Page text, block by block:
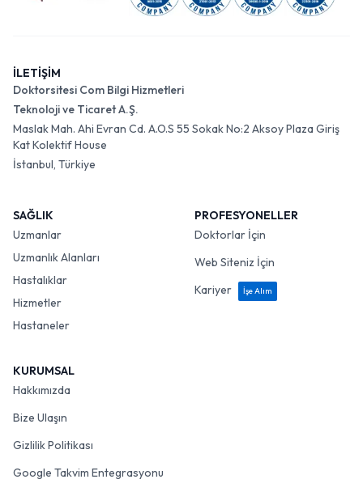
İLETİŞİM
Doktorsitesi Com Bilgi Hizmetleri
Teknoloji ve Ticaret A.Ş.
Maslak Mah. Ahi Evran Cd. A.O.S 55 Sokak No:2 Aksoy Plaza Giriş
Kat Kolektif House
İstanbul, Türkiye
SAĞLIK
Uzmanlar
Uzmanlık Alanları
Hastalıklar
Hizmetler
Hastaneler
PROFESYONELLER
Doktorlar İçin
Web Siteniz İçin
Kariyer
İşe Alım
KURUMSAL
Hakkımızda
Bize Ulaşın
Gizlilik Politikası
Google Takvim Entegrasyonu